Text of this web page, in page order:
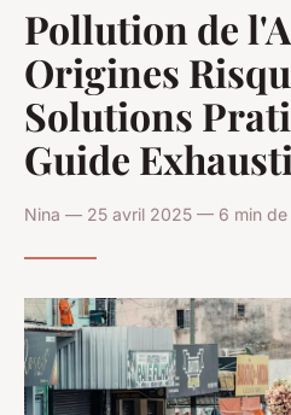
Pollution de
Origines
Solutions
Guide
Nina — 25 avril 2025 — 6 min de